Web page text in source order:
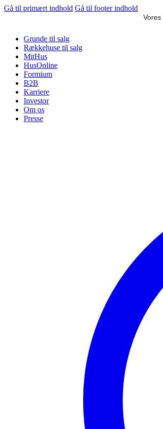
Gå til primært indhold Gå til footer indhold
Grunde til salg
Rækkehuse til salg
MitHus
HusOnline
Formium
B2B
Karriere
Investor
Om os
Presse